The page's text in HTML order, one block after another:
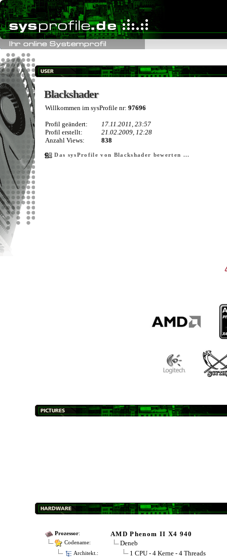
Blackshader
Blackshader
Willkommen im sysProfile nr: 97696
Profil geändert:
17.11.2011, 23:57
Profil erstellt:
21.02.2009, 12:28
Anzahl Views:
838
Das sysProfile von Blackshader bewerten ...
Prozessor: AMD Phenom II X4 940
Codename: Deneb
Architekt.: 1 CPU - 4 Kerne - 4 Threads